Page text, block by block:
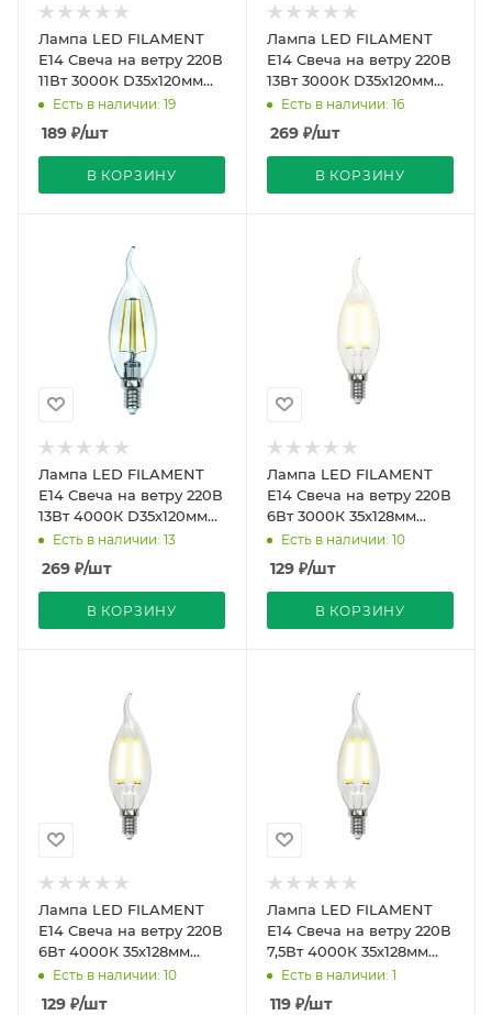
Лампа LED FILAMENT
Е14 Свеча на ветру 220В
11Вт 3000К D35х120мм
Прозрачная колба
900Лм Sky Uniel
Есть в наличии: 19
189 ₽/шт
В КОРЗИНУ
Лампа LED FILAMENT
Е14 Свеча на ветру 220В
13Вт 3000К D35х120мм
Прозрачная колба
1150Лм Sky Uniel
Есть в наличии: 16
269 ₽/шт
В КОРЗИНУ
Лампа LED FILAMENT
Е14 Свеча на ветру 220В
13Вт 4000К D35х120мм
Прозрачная
колба1150Лм Sky Uniel
Есть в наличии: 13
269 ₽/шт
В КОРЗИНУ
Лампа LED FILAMENT
Е14 Свеча на ветру 220В
6Вт 3000К 35х128мм
Матовая колба 360º
500Лм Sky Uniel
Есть в наличии: 10
129 ₽/шт
В КОРЗИНУ
Лампа LED FILAMENT
Е14 Свеча на ветру 220В
6Вт 4000К 35х128мм
Прозрач колба 360º
500Лм Sky Uniel
Есть в наличии: 10
129 ₽/шт
Лампа LED FILAMENT
Е14 Свеча на ветру 220В
7,5Вт 4000К 35х128мм
Матовая колба 360º
745Лм Серия Ai
Есть в наличии: 1
119 ₽/шт